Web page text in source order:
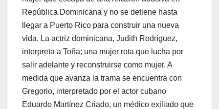
República Dominicana y no se detiene hasta
llegar a Puerto Rico para construir una nueva
vida. La actriz dominicana, Judith Rodríguez,
interpreta a Toña; una mujer rota que lucha por
salir adelante y reconstruirse como mujer. A
medida que avanza la trama se encuentra con
Gregorio, interpretado por el actor cubano
Eduardo Martínez Criado, un médico exiliado que